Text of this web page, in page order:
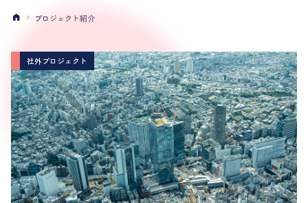
プロジェクト紹介
社外プロジェクト